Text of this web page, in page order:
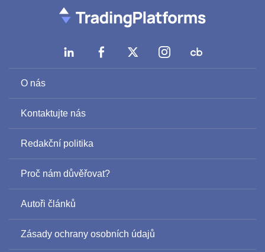
O nás
Kontaktujte nás
Redakční politika
Proč nám důvěřovat?
Autoři článků
Zásady ochrany osobních údajů